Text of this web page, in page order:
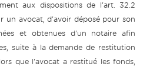
aux dispositions de l'art. 32.2
un avocat, d'avoir déposé pour son
et obtenues d'un notaire afin
suite à la demande de restitution
que l'avocat a restitué les fonds,